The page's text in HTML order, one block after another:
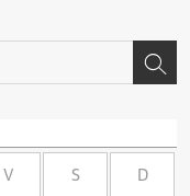
V S D